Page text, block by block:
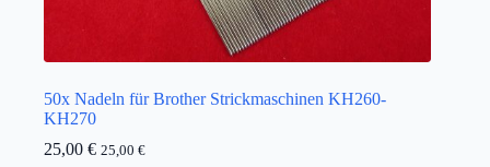
50x Nadeln für Brother Strickmaschinen KH260-
KH270
25,00 € 25,00 €